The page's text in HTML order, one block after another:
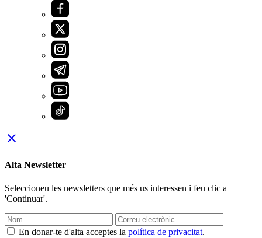
close
Alta Newsletter
Seleccioneu les newsletters que més us interessen i feu clic a
'Continuar'.
En donar-te d'alta acceptes la política de privacitat.